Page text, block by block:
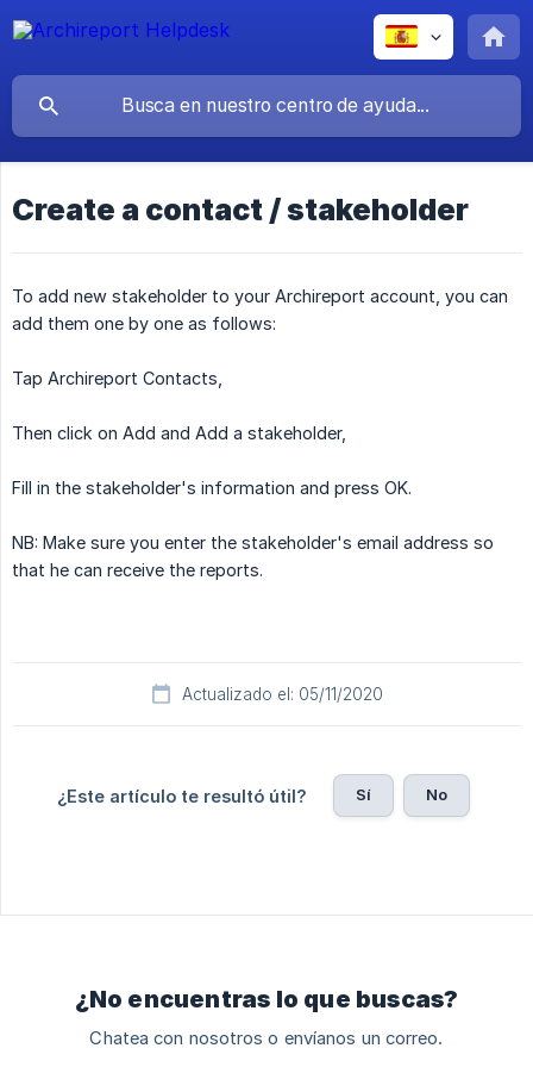
Create a contact / stakeholder
To add new stakeholder to your Archireport account, you can
add them one by one as follows:
Tap Archireport Contacts,
Then click on Add and Add a stakeholder,
Fill in the stakeholder's information and press OK.
NB: Make sure you enter the stakeholder's email address so
that he can receive the reports.
Actualizado el: 05/11/2020
¿Este artículo te resultó útil? Sí No
¿No encuentras lo que buscas?
Chatea con nosotros o envíanos un correo.